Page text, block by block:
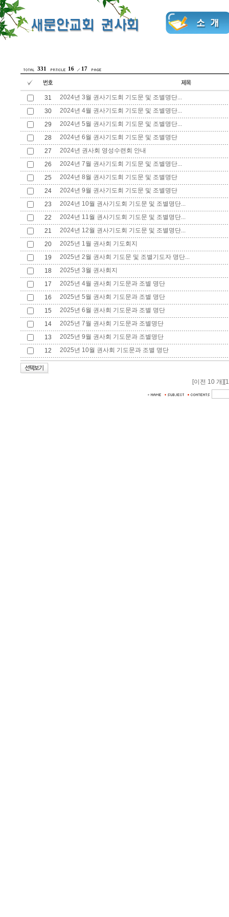
331 16 17
31
2024년 3월 권사기도회 기도문 및 조별명단...
30
2024년 4월 권사기도회 기도문 및 조별명단...
29
2024년 5월 권사기도회 기도문 및 조별명단...
28
2024년 6월 권사기도회 기도문 및 조별명단
27
2024년 권사회 영성수련회 안내
26
2024년 7월 권사기도회 기도문 및 조별명단...
25
2024년 8월 권사기도회 기도문 및 조별명단
24
2024년 9월 권사기도회 기도문 및 조별명단
23
2024년 10월 권사기도회 기도문 및 조별명단...
22
2024년 11월 권사기도회 기도문 및 조별명단...
21
2024년 12월 권사기도회 기도문 및 조별명단...
20
2025년 1월 권사회 기도회지
19
2025년 2월 권사회 기도문 및 조별기도자 명단...
18
2025년 3월 권사회지
17
2025년 4월 권사회 기도문과 조별 명단
16
2025년 5월 권사회 기도문과 조별 명단
15
2025년 6월 권사회 기도문과 조별 명단
14
2025년 7월 권사회 기도문과 조별명단
13
2025년 9월 권사회 기도문과 조별명단
12
2025년 10월 권사회 기도문과 조별 명단
[이전 10 개]